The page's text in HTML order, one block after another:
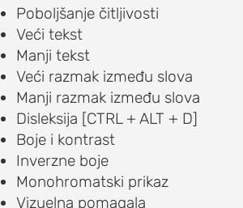
Poboljšanje čitljivosti
Veći tekst
Manji tekst
Veći razmak između slova
Manji razmak između slova
Disleksija [CTRL + ALT + D]
Boje i kontrast
Inverzne boje
Monohromatski prikaz
Vizuelna pomagala